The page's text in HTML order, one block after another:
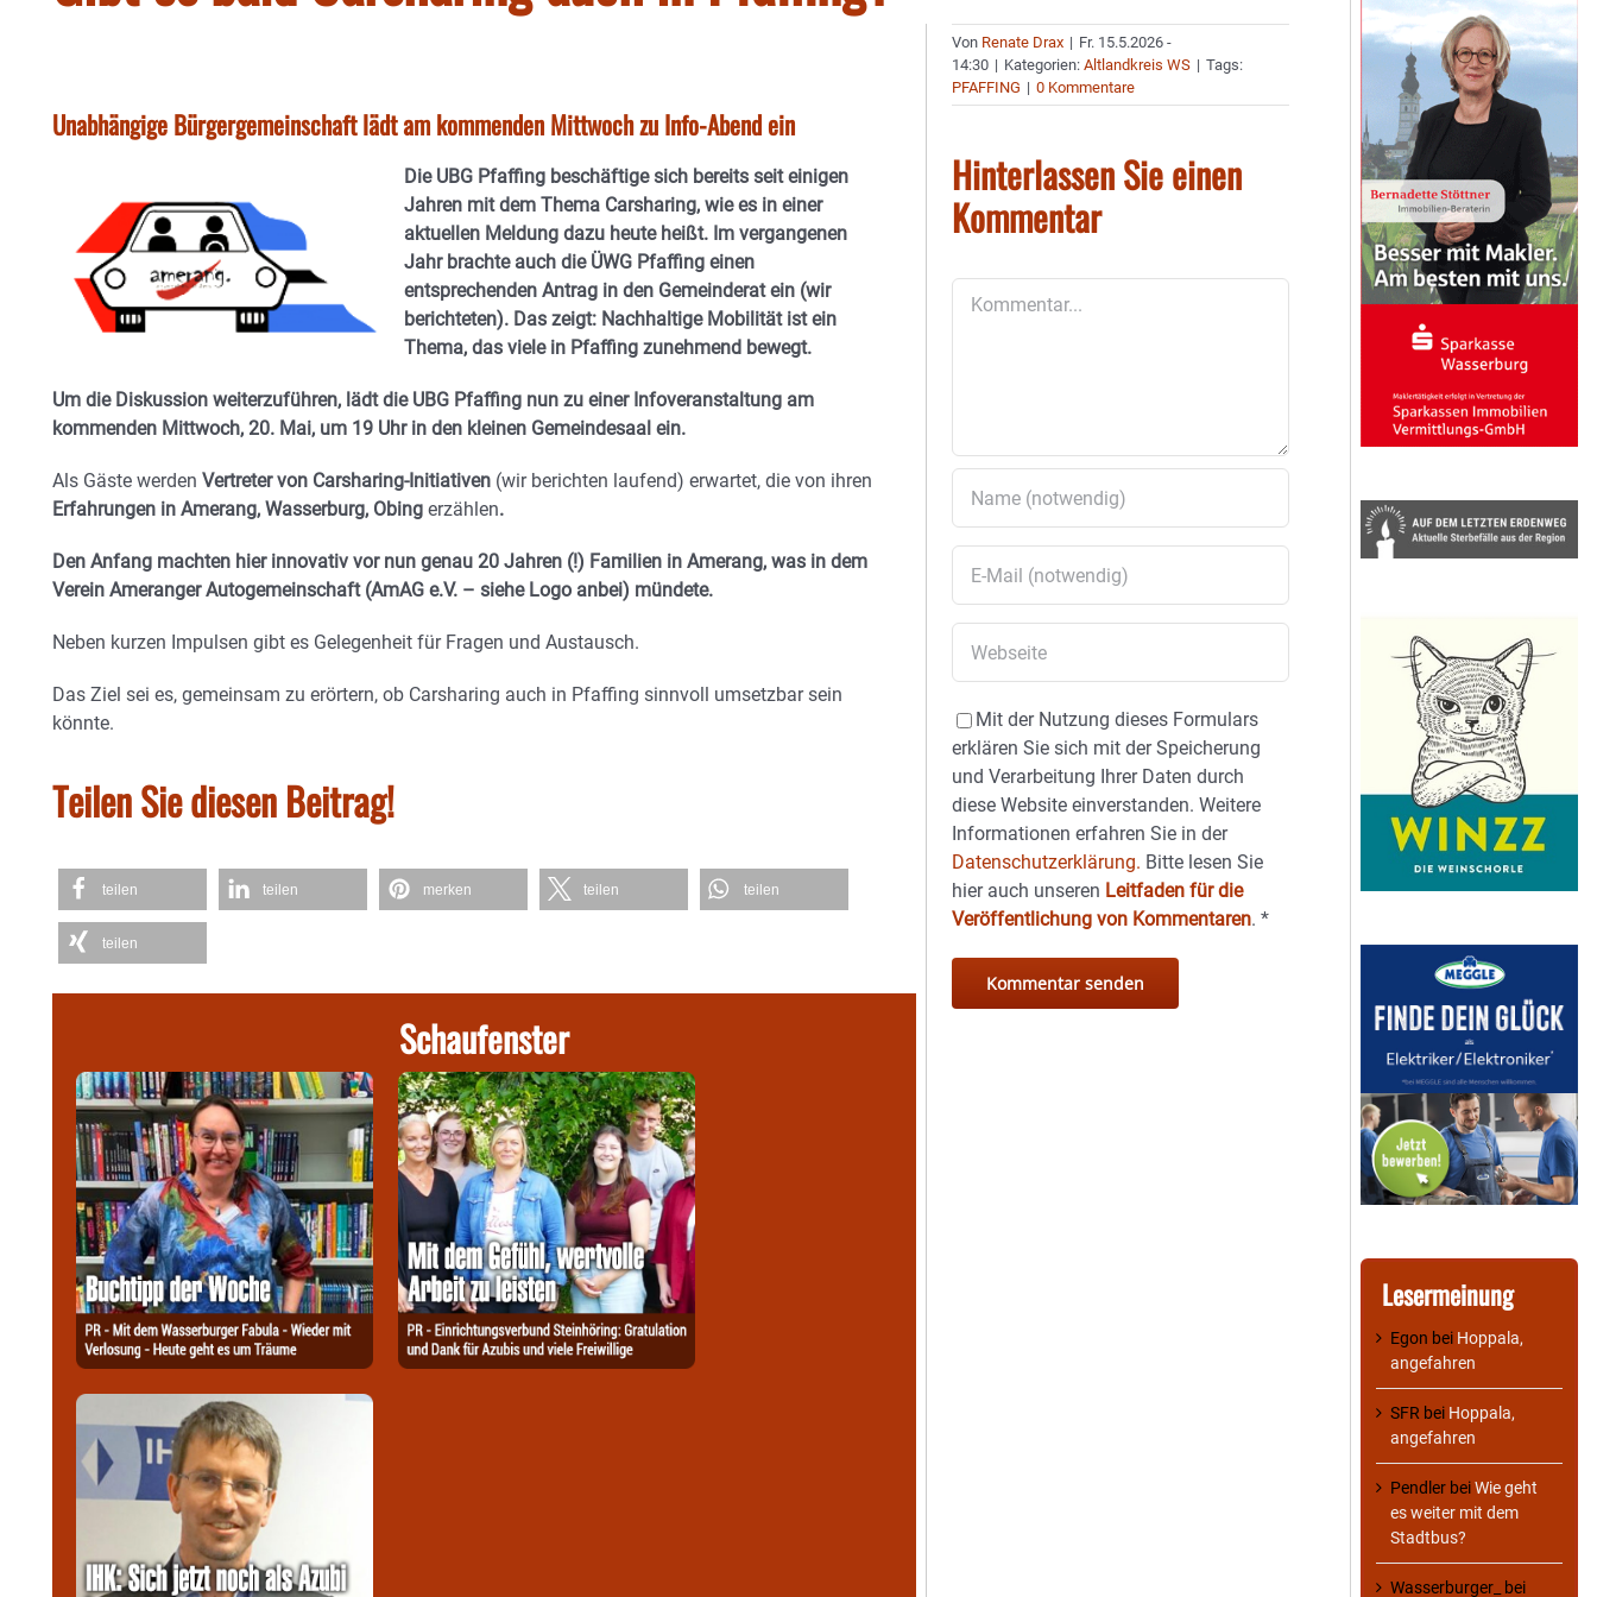
Unabhängige Bürgergemeinschaft lädt am kommenden Mittwoch zu Info-Abend ein
Die UBG Pfaffing beschäftige sich bereits seit einigen
Jahren mit dem Thema Carsharing, wie es in einer
aktuellen Meldung dazu heute heißt. Im vergangenen
Jahr brachte auch die ÜWG Pfaffing einen
entsprechenden Antrag in den Gemeinderat ein (wir
berichteten). Das zeigt: Nachhaltige Mobilität ist ein
Thema, das viele in Pfaffing zunehmend bewegt.
Um die Diskussion weiterzuführen, lädt die UBG Pfaffing nun zu einer Infoveranstaltung am
kommenden Mittwoch, 20. Mai, um 19 Uhr in den kleinen Gemeindesaal ein.
Als Gäste werden Vertreter von Carsharing-Initiativen (wir berichten laufend) erwartet, die von ihren
Erfahrungen in Amerang, Wasserburg, Obing erzählen.
Den Anfang machten hier innovativ vor nun genau 20 Jahren (!) Familien in Amerang, was in dem
Verein Ameranger Autogemeinschaft (AmAG e.V. – siehe Logo anbei) mündete.
Neben kurzen Impulsen gibt es Gelegenheit für Fragen und Austausch.
Das Ziel sei es, gemeinsam zu erörtern, ob Carsharing auch in Pfaffing sinnvoll umsetzbar sein
könnte.
Teilen Sie diesen Beitrag!
teilen teilen merken teilen teilen
teilen
Schaufenster
Von Renate Drax | Fr. 15.5.2026 -
14:30 | Kategorien:Altlandkreis WS | Tags:
PFAFFING | 0 Kommentare
Hinterlassen Sie einen
Kommentar
Mit der Nutzung dieses Formulars
erklären Sie sich mit der Speicherung
und Verarbeitung Ihrer Daten durch
diese Website einverstanden. Weitere
Informationen erfahren Sie in der
Datenschutzerklärung. Bitte lesen Sie
hier auch unseren Leitfaden für die
Veröffentlichung von Kommentaren.*
Lesermeinung
Egon bei Hoppala,
angefahren
SFR bei Hoppala,
angefahren
Pendler beiWie geht
es weiter mit dem
Stadtbus?
Wasserburger_ bei